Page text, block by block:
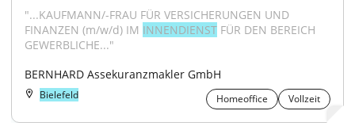
"...KAUFMANN/-FRAU FÜR VERSICHERUNGEN UND
FINANZEN (m/w/d) IM INNENDIENST FÜR DEN BEREICH
GEWERBLICHE..."
BERNHARD Assekuranzmakler GmbH
Bielefeld Homeoffice Vollzeit